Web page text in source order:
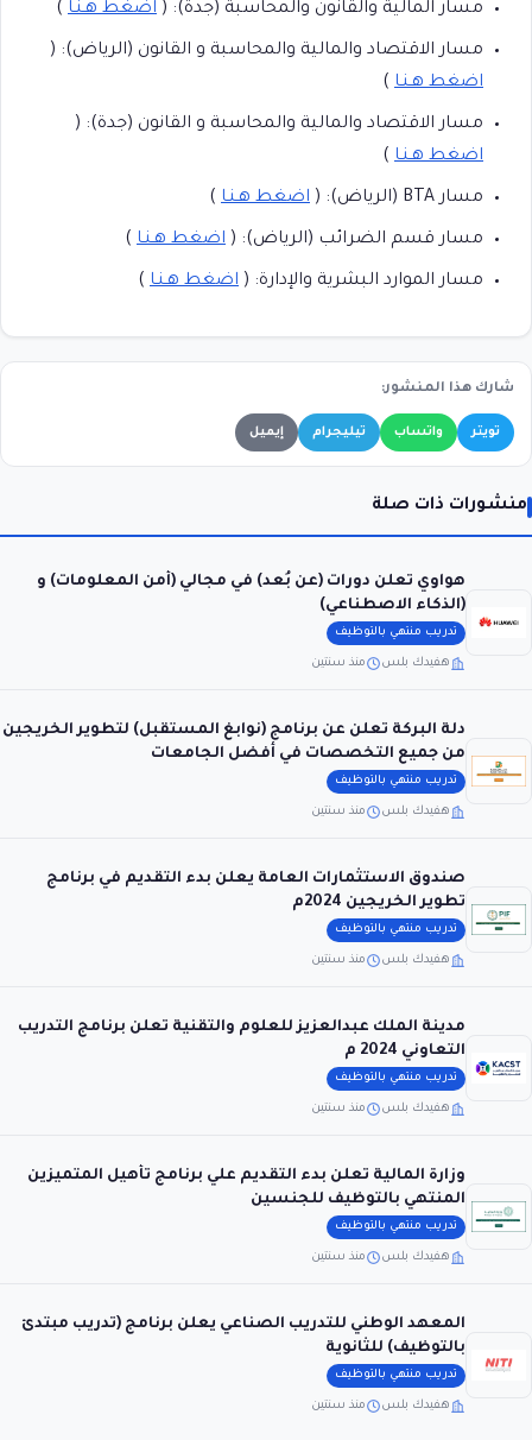
مسار المالية والقانون والمحاسبة (جدة): ( اضغط هـنـا )
مسار الاقتصاد والمالية والمحاسبة و القانون (الرياض): (
اضغط هـنـا )
مسار الاقتصاد والمالية والمحاسبة و القانون (جدة): (
اضغط هـنـا )
مسار BTA (الرياض): ( اضغط هـنـا )
مسار قسم الضرائب (الرياض): ( اضغط هـنـا )
مسار الموارد البشرية والإدارة: ( اضغط هـنـا )
شارك هذا المنشور:
تويتر واتساب تيليجرام إيميل
منشورات ذات صلة
هواوي تعلن دورات (عن بُعد) في مجالي (أمن المعلومات) و
(الذكاء الاصطناعي)
تدريب منتهي بالتوظيف
هفيدك بلس منذ سنتين
دلة البركة تعلن عن برنامج (نوابغ المستقبل) لتطوير الخريجين
من جميع التخصصات في أفضل الجامعات
تدريب منتهي بالتوظيف
هفيدك بلس منذ سنتين
صندوق الاستثمارات العامة يعلن بدء التقديم في برنامج
تطوير الخريجين 2024م
تدريب منتهي بالتوظيف
هفيدك بلس منذ سنتين
مدينة الملك عبدالعزيز للعلوم والتقنية تعلن برنامج التدريب
التعاوني 2024 م
تدريب منتهي بالتوظيف
هفيدك بلس منذ سنتين
وزارة المالية تعلن بدء التقديم علي برنامج تأهيل المتميزين
المنتهي بالتوظيف للجنسين
تدريب منتهي بالتوظيف
هفيدك بلس منذ سنتين
المعهد الوطني للتدريب الصناعي يعلن برنامج (تدريب مبتدئ
بالتوظيف) للثانوية
تدريب منتهي بالتوظيف
هفيدك بلس منذ سنتين